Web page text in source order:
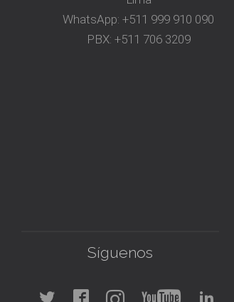
WhatsApp: +511 999 910 090
PBX: +511 706 3209
Síguenos